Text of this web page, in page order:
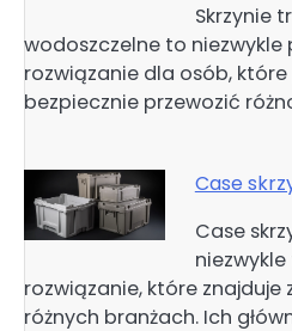
Skrzynie
wodoszczelne to niezwykle
rozwiązanie dla osób,
bezpiecznie przewozić
Case
Case
rozwiązanie, które znajduje
różnych branżach. Ich